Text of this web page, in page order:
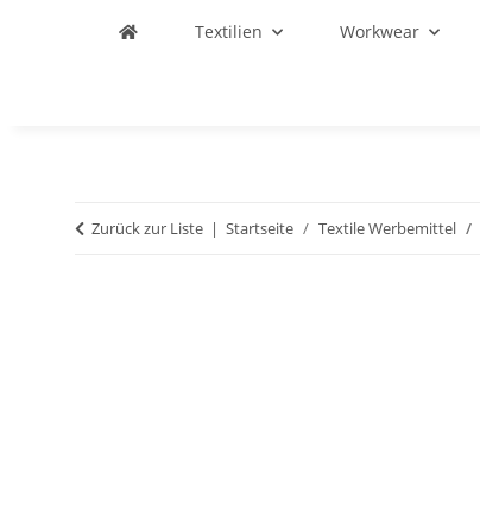
Textilien Workwear
Zurück zur Liste Startseite Textile Werbemittel